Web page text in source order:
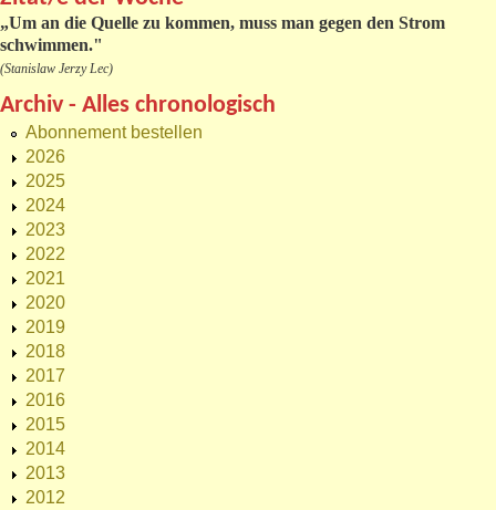
„Um an die Quelle zu kommen, muss man gegen den Strom
schwimmen."
(Stanislaw Jerzy Lec)
Archiv - Alles chronologisch
Abonnement bestellen
2026
2025
2024
2023
2022
2021
2020
2019
2018
2017
2016
2015
2014
2013
2012